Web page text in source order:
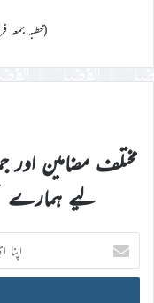
(خطبہ جمعہ فرمودہ ۱۰؍اکتوبر۲۰۱۴ء مطبوعہ الفضل
مختلف مضامین
لیے ہمارے
اپنا
ای
میل